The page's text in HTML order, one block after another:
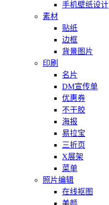
手机壁纸设计
素材
贴纸
边框
背景图片
印刷
名片
DM宣传单
优惠券
不干胶
海报
易拉宝
三折页
X展架
菜单
照片编辑
在线抠图
美颜